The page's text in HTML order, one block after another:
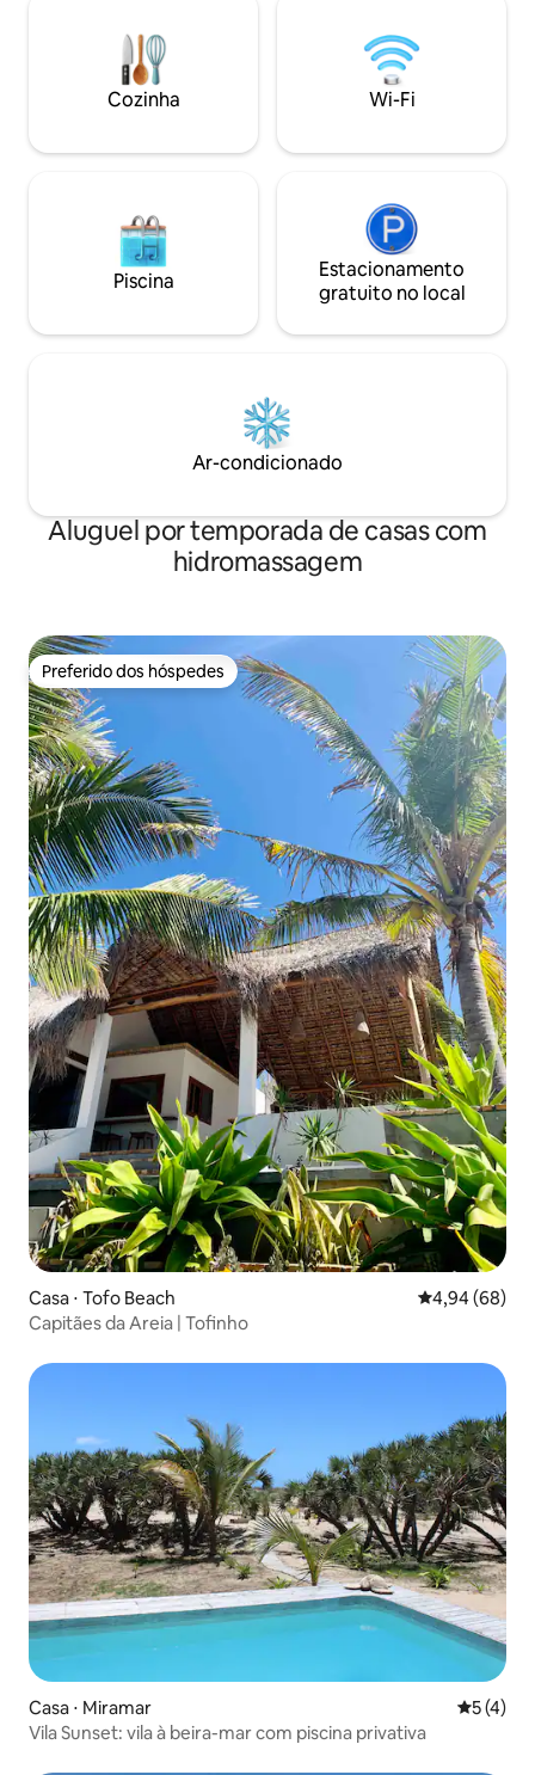
restaurantes na área, portanto, não há
necessidade de cozinhar. Perto de Tofo
para que você possa experimentar o
mercado e a vida noturna
Cozinha Wi-Fi
Piscina
Estacionamento
gratuito no local
Ar-condicionado
Aluguel por temporada de casas com
hidromassagem
Preferido dos hóspedes
Preferido dos hóspedes
Casa ⋅ Tofo Beach 4,94 de uma
4,94 (68)
Capitães da Areia | Tofinho
Casa ⋅ Miramar 5 de
5 (4)
Vila Sunset: vila à beira-mar com piscina privativa